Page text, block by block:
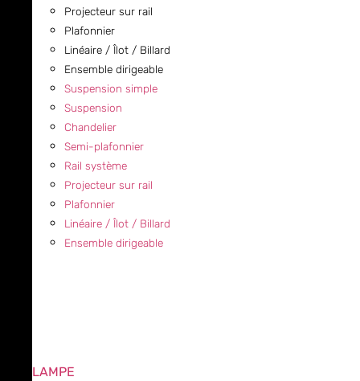
Projecteur sur rail
Plafonnier
Linéaire / Îlot / Billard
Ensemble dirigeable
Suspension simple
Suspension
Chandelier
Semi-plafonnier
Rail système
Projecteur sur rail
Plafonnier
Linéaire / Îlot / Billard
Ensemble dirigeable
LAMPE